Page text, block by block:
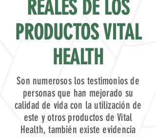
REALES DE LOS
PRODUCTOS VITAL
HEALTH
Son numerosos los testimonios de
personas que han mejorado su
calidad de vida con la utilización de
este y otros productos de Vital
Health, también existe evidencia